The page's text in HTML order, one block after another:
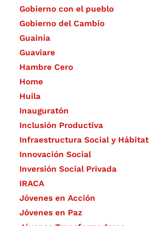
Gobierno con el pueblo
Gobierno del Cambio
Guainía
Guaviare
Hambre Cero
Home
Huila
Inauguratón
Inclusión Productiva
Infraestructura Social y Hábitat
​Innovación Social
Inversión Social Privada
IRACA
Jóvenes en Acción
Jóvenes en Paz